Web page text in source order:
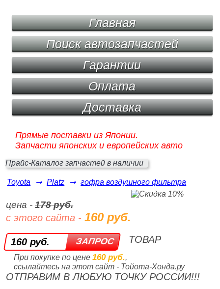
Главная
Поиск автозапчастей
Гарантии
Оплата
Доставка
Прямые поставки из Японии.
Запчасти японских и европейских авто
Прайс-Каталог запчастей в наличии
Toyota ➞ Platz ➞ гофра воздушного фильтра
цена -178 руб.
с этого сайта -160 руб.
160 руб.
При покупке по цене 160 руб.,
ссылайтесь на этот сайт - Тойота-Хонда.ру
ТОВАР
ОТПРАВИМ В ЛЮБУЮ ТОЧКУ РОССИИ!!!